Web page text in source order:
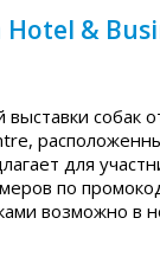
&
собак
для
по
возможно в